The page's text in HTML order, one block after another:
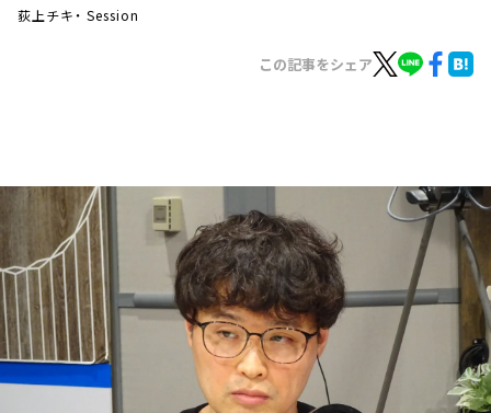
トピックス
TBS Podcast
お知らせ
イベント・グッズ
YouTube
会社情報
荻上チキ・ Session
この記事をシェア